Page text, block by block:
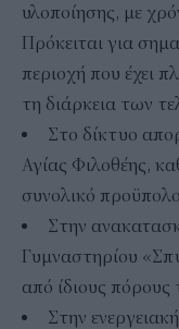
υλοποίησης, με
Πρόκειται για
περιοχή που έχει
τη διάρκεια των
Στο δίκτυο
Αγίας Φιλοθέης,
συνολικό
Στην
Γυμναστηρίου
από ίδιους πόρους
Στην